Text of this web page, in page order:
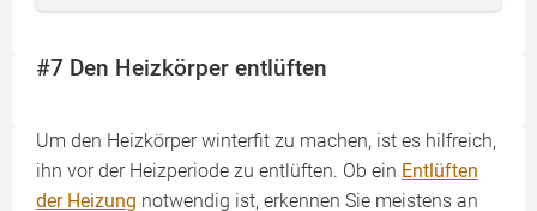
#7 Den Heizkörper entlüften
Um den Heizkörper winterfit zu machen, ist es hilfreich,
ihn vor der Heizperiode zu entlüften. Ob ein Entlüften
der Heizung notwendig ist, erkennen Sie meistens an